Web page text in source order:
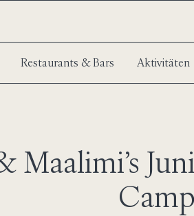
Restaurants & Bars Aktivitäten
Maalimi’s
Camp